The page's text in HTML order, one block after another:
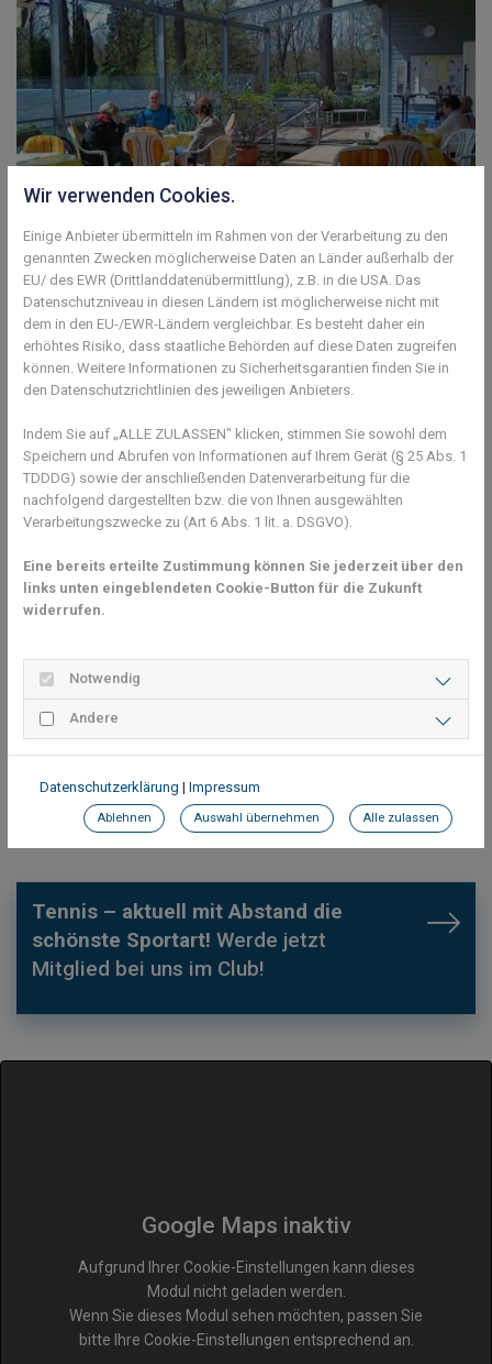
Tennis – aktuell mit Abstand die
schönste Sportart! Werde jetzt
Mitglied bei uns im Club!
Google Maps inaktiv
Aufgrund Ihrer Cookie-Einstellungen kann dieses
Modul nicht geladen werden.
Wenn Sie dieses Modul sehen möchten, passen Sie
bitte Ihre Cookie-Einstellungen entsprechend an.
Wir verwenden Cookies.
Einige Anbieter übermitteln im Rahmen von der Verarbeitung zu den
genannten Zwecken möglicherweise Daten an Länder außerhalb der
EU/ des EWR (Drittlanddatenübermittlung), z.B. in die USA. Das
Datenschutzniveau in diesen Ländern ist möglicherweise nicht mit
dem in den EU-/EWR-Ländern vergleichbar. Es besteht daher ein
erhöhtes Risiko, dass staatliche Behörden auf diese Daten zugreifen
können. Weitere Informationen zu Sicherheitsgarantien finden Sie in
den Datenschutzrichtlinien des jeweiligen Anbieters.
Indem Sie auf „ALLE ZULASSEN" klicken, stimmen Sie sowohl dem
Speichern und Abrufen von Informationen auf Ihrem Gerät (§ 25 Abs. 1
TDDDG) sowie der anschließenden Datenverarbeitung für die
nachfolgend dargestellten bzw. die von Ihnen ausgewählten
Verarbeitungszwecke zu (Art 6 Abs. 1 lit. a. DSGVO).
Eine bereits erteilte Zustimmung können Sie jederzeit über den
links unten eingeblendeten Cookie-Button für die Zukunft
widerrufen.
Notwendig
Andere
Datenschutzerklärung | Impressum
Ablehnen Auswahl übernehmen Alle zulassen